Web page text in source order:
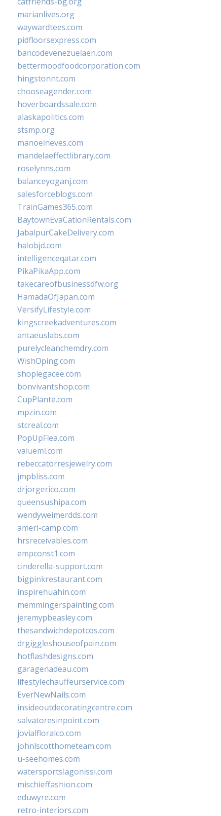
marianlives.org
waywardtees.com
pidfloorsexpress.com
bancodevenezuelaen.com
bettermoodfoodcorporation.com
hingstonnt.com
chooseagender.com
hoverboardssale.com
alaskapolitics.com
stsmp.org
manoelneves.com
mandelaeffectlibrary.com
roselynns.com
balanceyoganj.com
salesforceblogs.com
TrainGames365.com
BaytownEvaCationRentals.com
JabalpurCakeDelivery.com
halobjd.com
intelligenceqatar.com
PikaPikaApp.com
takecareofbusinessdfw.org
HamadaOfJapan.com
VersifyLifestyle.com
kingscreekadventures.com
antaeuslabs.com
purelycleanchemdry.com
WishOping.com
shoplegacee.com
bonvivantshop.com
CupPlante.com
mpzin.com
stcreal.com
PopUpFlea.com
valueml.com
rebeccatorresjewelry.com
jmpbliss.com
drjorgerico.com
queensushipa.com
wendyweimerdds.com
ameri-camp.com
hrsreceivables.com
empconst1.com
cinderella-support.com
bigpinkrestaurant.com
inspirehuahin.com
memmingerspainting.com
jeremypbeasley.com
thesandwichdepotcos.com
drgiggleshouseofpain.com
hotflashdesigns.com
garagenadeau.com
lifestylechauffeurservice.com
EverNewNails.com
insideoutdecoratingcentre.com
salvatoresinpoint.com
jovialfloralco.com
johnlscotthometeam.com
u-seehomes.com
watersportslagonissi.com
mischieffashion.com
eduwyre.com
retro-interiors.com